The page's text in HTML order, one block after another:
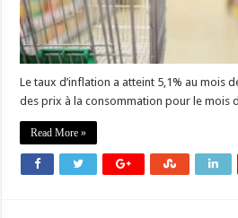
Le taux d’inflation a atteint 5,1% au mois
des prix à la consommation pour le mois
Read More »